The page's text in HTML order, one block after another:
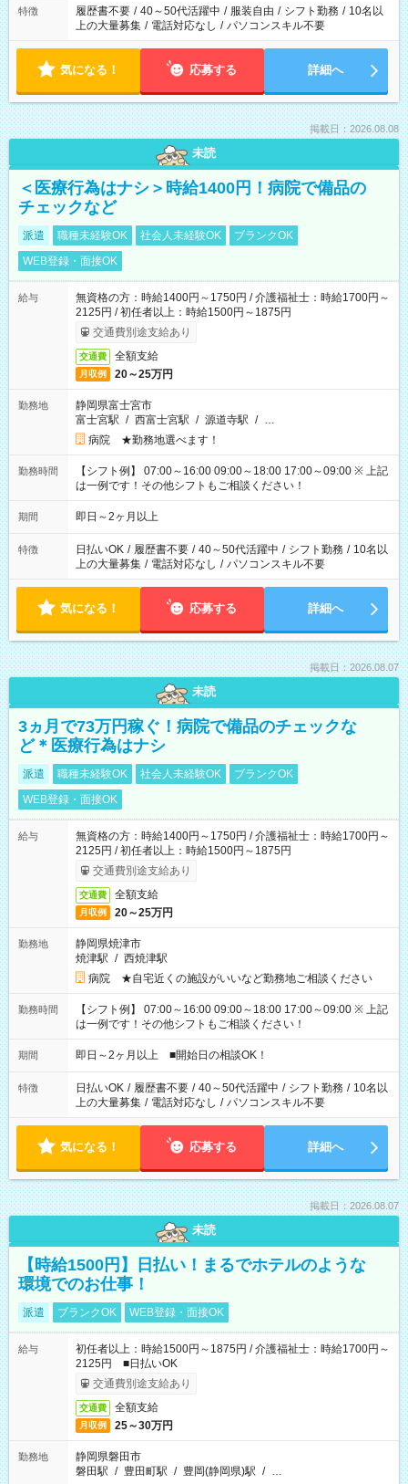
合は応募できません。
特徴 履歴書不要 / 40～50代活躍中 / 服装自由 / シフト勤務 / 10名以
上の大量募集 / 電話対応なし / パソコンスキル不要
気になる！ 応募する 詳細へ
掲載日：2026.08.08
未読
＜医療行為はナシ＞時給1400円！病院で備品の
チェックなど
派遣 職種未経験OK 社会人未経験OK
ブランクOK
WEB登録・面接OK
給与
無資格の方：時給1400円～1750円 / 介護福祉士：時給1700円～
2125円 / 初任者以上：時給1500円～1875円
交通費別途支給あり
交通費 全額支給
月収例 20～25万円
勤務地
静岡県富士宮市
富士宮駅 / 西富士宮駅 / 源道寺駅 / …
病院 ★勤務地選べます！
勤務時間
【シフト例】 07:00～16:00 09:00～18:00 17:00～09:00 ※ 上記
は一例です！その他シフトもご相談ください！
期間 即日～2ヶ月以上
特徴 日払いOK / 履歴書不要 / 40～50代活躍中 / シフト勤務 / 10名以
上の大量募集 / 電話対応なし / パソコンスキル不要
気になる！ 応募する 詳細へ
掲載日：2026.08.07
未読
3ヵ月で73万円稼ぐ！病院で備品のチェックな
ど＊医療行為はナシ
派遣 職種未経験OK 社会人未経験OK
ブランクOK
WEB登録・面接OK
給与
無資格の方：時給1400円～1750円 / 介護福祉士：時給1700円～
2125円 / 初任者以上：時給1500円～1875円
交通費別途支給あり
交通費 全額支給
月収例 20～25万円
勤務地
静岡県焼津市
焼津駅 / 西焼津駅
病院 ★自宅近くの施設がいいなど勤務地ご相談ください
勤務時間
【シフト例】 07:00～16:00 09:00～18:00 17:00～09:00 ※ 上記
は一例です！その他シフトもご相談ください！
期間 即日～2ヶ月以上 ■開始日の相談OK！
特徴 日払いOK / 履歴書不要 / 40～50代活躍中 / シフト勤務 / 10名以
上の大量募集 / 電話対応なし / パソコンスキル不要
気になる！ 応募する 詳細へ
掲載日：2026.08.07
未読
【時給1500円】日払い！まるでホテルのような
環境でのお仕事！
派遣 ブランクOK WEB登録・面接OK
給与
初任者以上：時給1500円～1875円 / 介護福祉士：時給1700円～
2125円 ■日払いOK
交通費別途支給あり
交通費 全額支給
月収例 25～30万円
勤務地
静岡県磐田市
磐田駅 / 豊田町駅 / 豊岡(静岡県)駅 / …